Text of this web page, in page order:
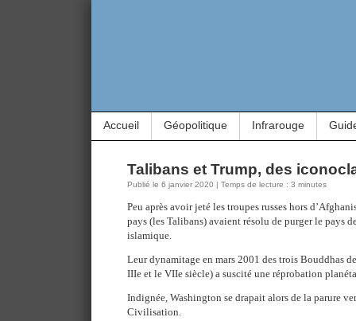
Accueil Géopolitique Infrarouge
Talibans et Trump, des
Publié le 6 janvier 2020 | Temps de lecture : 3 minutes
Peu après avoir jeté les troupes russes hors
pays (les Talibans) avaient résolu de purger le pays
islamique.
Leur dynamitage en mars 2001 des trois Bouddhas
IIIe et le VIIe siècle) a suscité une réprobation
Indignée, Washington se drapait alors de la parure
Civilisation.